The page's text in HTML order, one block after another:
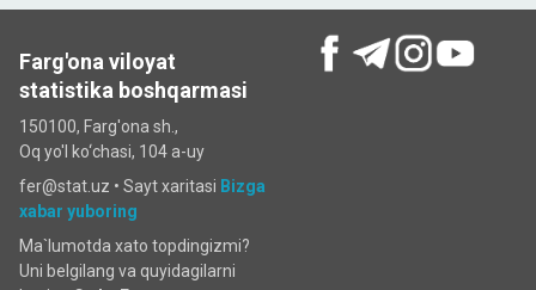
Farg'ona viloyat
statistika boshqarmasi
150100, Farg'ona sh.,
Oq yo'l ko‘chаsi, 104 a-uy
fer@stat.uz • Sayt xaritasi Bizga
xabar yuboring
Ma`lumotda xato topdingizmi?
Uni belgilang va quyidagilarni